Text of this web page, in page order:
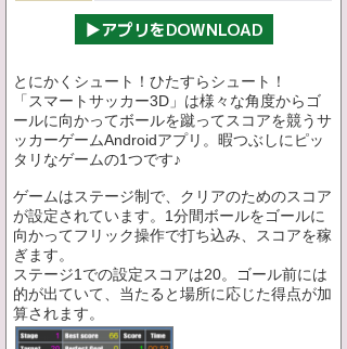
とにかくシュート！ひたすらシュート！
「スマートサッカー3D」は様々な角度からゴ
ールに向かってボールを蹴ってスコアを競うサ
ッカーゲームAndroidアプリ。暇つぶしにピッ
タリなゲームの1つです♪
ゲームはステージ制で、クリアのためのスコア
が設定されています。1分間ボールをゴールに
向かってフリック操作で打ち込み、スコアを稼
ぎます。
ステージ1での設定スコアは20。ゴール前には
的が出ていて、当たると場所に応じた得点が加
算されます。